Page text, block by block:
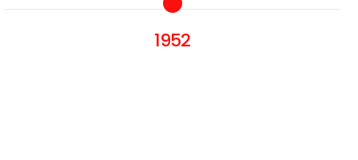
1952